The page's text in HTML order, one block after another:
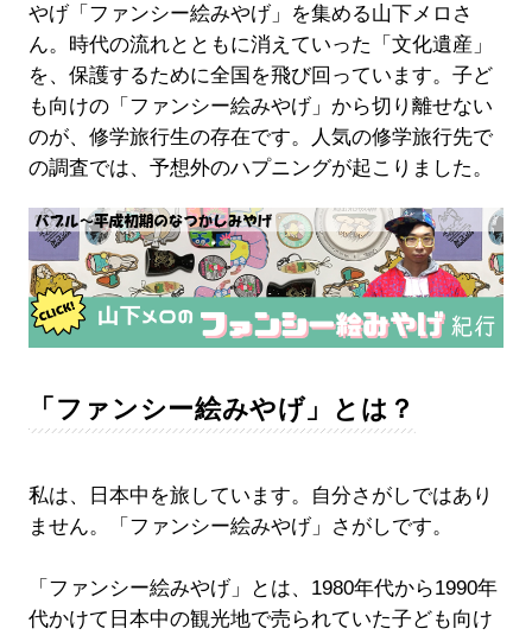
やげ「ファンシー絵みやげ」を集める山下メロさ
ん。時代の流れとともに消えていった「文化遺産」
を、保護するために全国を飛び回っています。子ど
も向けの「ファンシー絵みやげ」から切り離せない
のが、修学旅行生の存在です。人気の修学旅行先で
の調査では、予想外のハプニングが起こりました。
「ファンシー絵みやげ」とは？
私は、日本中を旅しています。自分さがしではあり
ません。「ファンシー絵みやげ」さがしです。
「ファンシー絵みやげ」とは、1980年代から1990年
代かけて日本中の観光地で売られていた子ども向け